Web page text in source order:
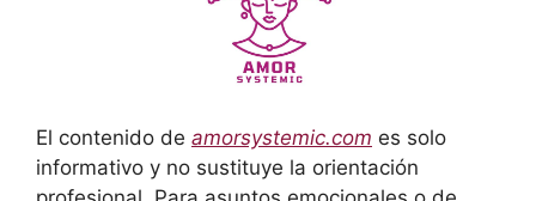
El contenido de amorsystemic.com es solo
informativo y no sustituye la orientación